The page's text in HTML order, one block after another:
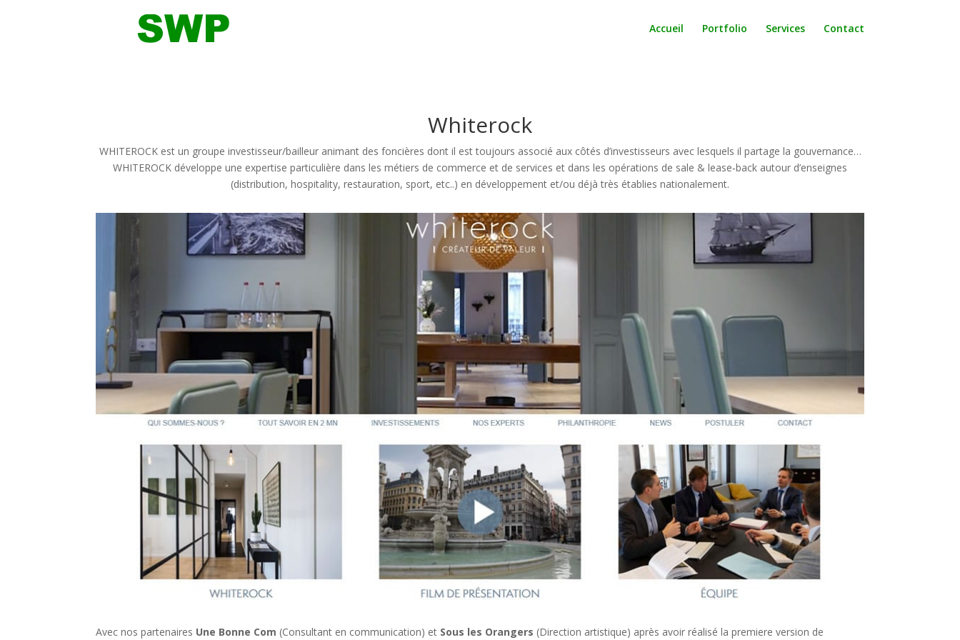
Accueil Portfolio Services Contact
Whiterock
WHITEROCK est un groupe investisseur/bailleur animant des foncières dont il est toujours associé aux côtés d’investisseurs avec lesquels il partage la gouvernance…
WHITEROCK développe une expertise particulière dans les métiers de commerce et de services et dans les opérations de sale & lease‐back autour d’enseignes
(distribution, hospitality, restauration, sport, etc..) en développement et/ou déjà très établies nationalement.
Avec nos partenaires Une Bonne Com (Consultant en communication) et Sous les Orangers (Direction artistique) après avoir réalisé la premiere version de